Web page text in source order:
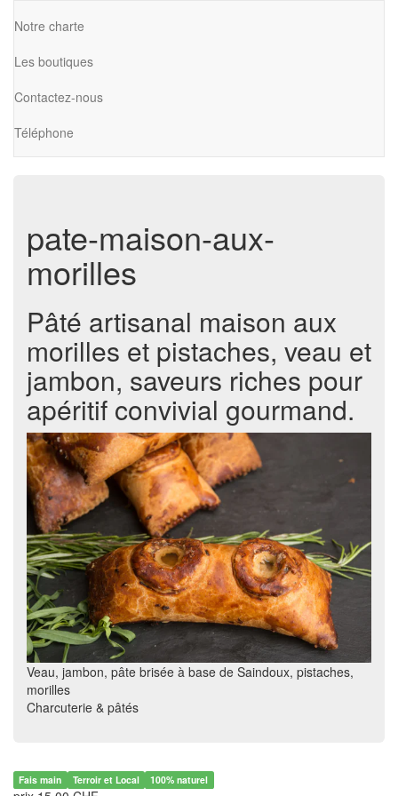
Notre charte
Les boutiques
Contactez-nous
Téléphone
pate-maison-aux-
morilles
Pâté artisanal maison aux
morilles et pistaches, veau et
jambon, saveurs riches pour
apéritif convivial gourmand.
Veau, jambon, pâte brisée à base de Saindoux, pistaches,
morilles
Charcuterie & pâtés
Fais main Terroir et Local 100% naturel